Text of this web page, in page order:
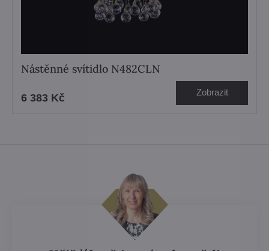
Nástěnné svítidlo N482CLN
6 383 Kč Zobrazit